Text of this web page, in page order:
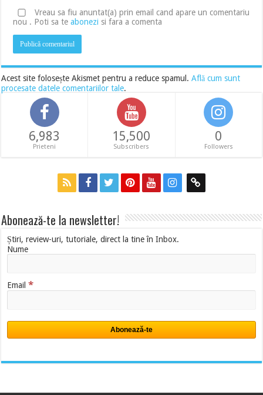
Vreau sa fiu anuntat(a) prin email cand apare un comentariu
nou . Poti sa teabonezi si fara a comenta
Acest site folosește Akismet pentru a reduce spamul.Află cum sunt
procesate datele comentariilor tale.
6,983
Prieteni
15,500
Subscribers
0
Followers
Abonează-te la newsletter!
Știri, review-uri, tutoriale, direct la tine în Inbox.
Nume
Email*